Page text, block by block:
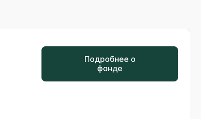
Подробнее о
фонде